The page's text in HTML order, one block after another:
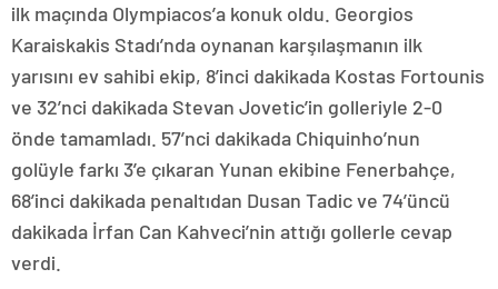
ilk maçında Olympiacos’a konuk oldu. Georgios
Karaiskakis Stadı’nda oynanan karşılaşmanın ilk
yarısını ev sahibi ekip, 8’inci dakikada Kostas Fortounis
ve 32’nci dakikada Stevan Jovetic’in golleriyle 2-0
önde tamamladı. 57’nci dakikada Chiquinho’nun
golüyle farkı 3’e çıkaran Yunan ekibine Fenerbahçe,
68’inci dakikada penaltıdan Dusan Tadic ve 74’üncü
dakikada İrfan Can Kahveci’nin attığı gollerle cevap
verdi.